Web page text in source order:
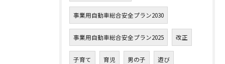
事業用自動車総合安全プラン2030
事業用自動車総合安全プラン2025 改正
子育て 育児 男の子 遊び